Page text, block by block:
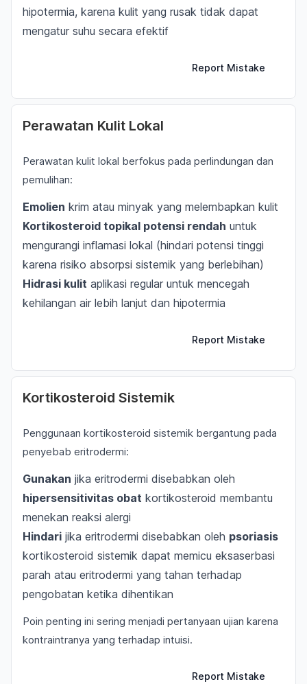
hipotermia, karena kulit yang rusak tidak dapat
mengatur suhu secara efektif
Report Mistake
Perawatan Kulit Lokal
Perawatan kulit lokal berfokus pada perlindungan dan
pemulihan:
Emolien krim atau minyak yang melembapkan kulit
Kortikosteroid topikal potensi rendah untuk
mengurangi inflamasi lokal (hindari potensi tinggi
karena risiko absorpsi sistemik yang berlebihan)
Hidrasi kulit aplikasi regular untuk mencegah
kehilangan air lebih lanjut dan hipotermia
Report Mistake
Kortikosteroid Sistemik
Penggunaan kortikosteroid sistemik bergantung pada
penyebab eritrodermi:
Gunakan jika eritrodermi disebabkan oleh
hipersensitivitas obat kortikosteroid membantu
menekan reaksi alergi
Hindari jika eritrodermi disebabkan oleh psoriasis
kortikosteroid sistemik dapat memicu eksaserbasi
parah atau eritrodermi yang tahan terhadap
pengobatan ketika dihentikan
Poin penting ini sering menjadi pertanyaan ujian karena
kontraintranya yang terhadap intuisi.
Report Mistake